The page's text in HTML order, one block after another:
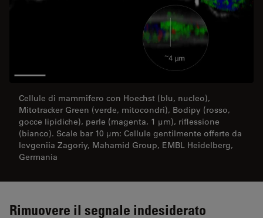
Cellule di mammifero con Hoechst (blu, nucleo),
Mitotracker Green (verde, mitocondri), Bodipy (rosso,
gocce lipidiche), perle (magenta, 1 µm), riflessione
(bianco). Scale bar 10 µm: Cellule gentilmente offerte da
Ievgeniia Zagoriy, Mahamid Group, EMBL Heidelberg,
Germania
Rimuovere il segnale indesiderato